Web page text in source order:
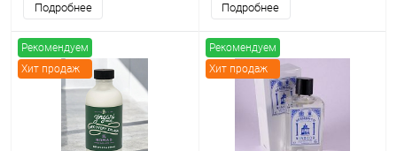
Подробнее Подробнее
Рекомендуем
Хит продаж
Рекомендуем
Хит продаж